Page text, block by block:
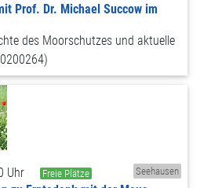
Prof. Dr. Michael Succow im
des Moorschutzes und aktuelle
Uhr Freie Plätze Seehausen